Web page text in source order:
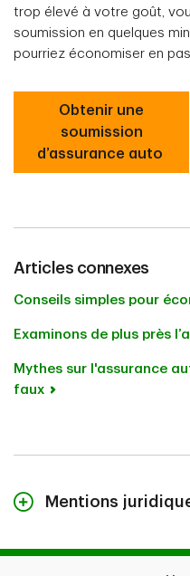
trop élevé à votre goût,
soumission en quelques
pourriez économiser en
Obtenir une
soumission
d’assurance auto
Articles connexes
Conseils simples pour
Examinons de plus près
Mythes sur l'assurance
faux
Mentions
titre indicatif seulement